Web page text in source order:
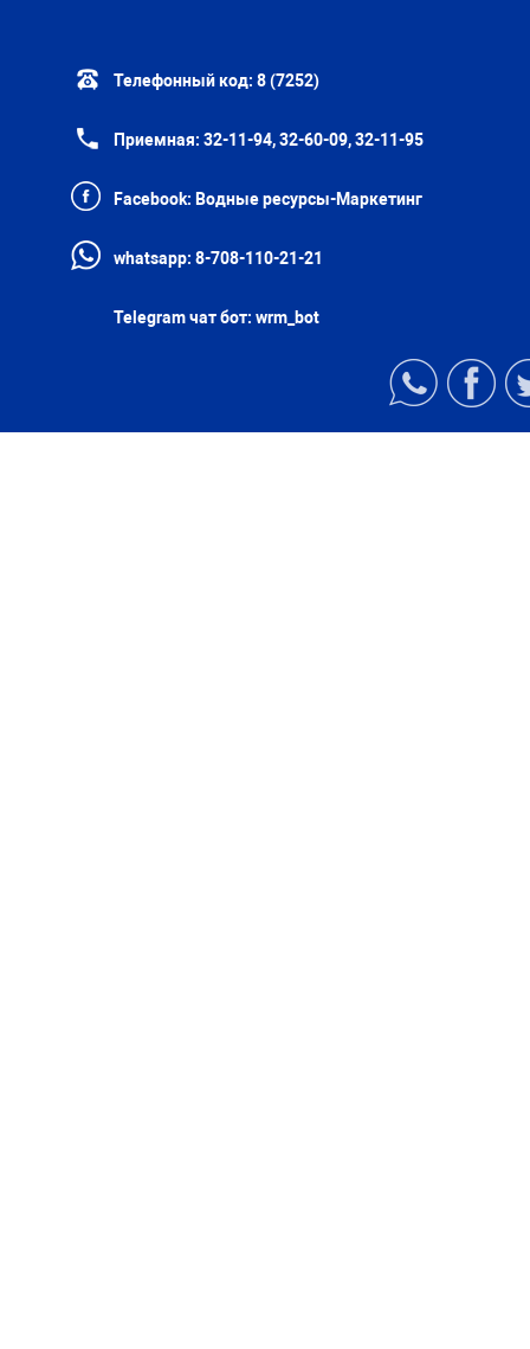
Телефонный код: 8 (7252)
Приемная: 32-11-94, 32-60-09, 32-11-95
Facebook: Водные ресурсы-Маркетинг
whatsapp: 8-708-110-21-21
Telegram чат бот: wrm_bot